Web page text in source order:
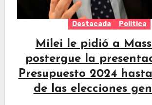
Destacada Politica
Milei le pidió a
postergue la
Presupuesto 2024
de las elecciones